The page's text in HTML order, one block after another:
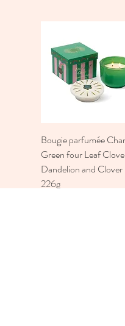
Bougie parfumée
Green four Leaf
Dandelion and
226g